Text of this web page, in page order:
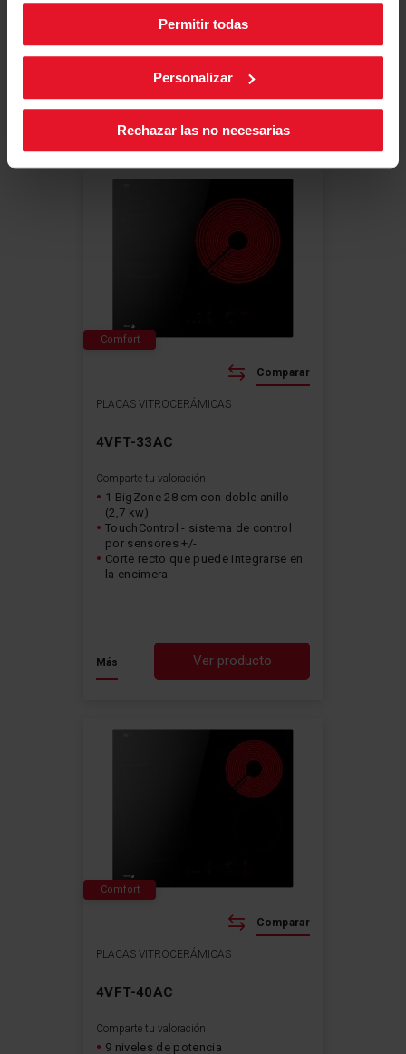
Puedes cambiar la configuración de cookies en cualquier
momento, pulsando el botón negro en la esquina inferior
derecha de la pantalla.
Permitir todas
Personalizar
Rechazar las no necesarias
Ver producto
Más
Corte recto que puede ser integrado
en la encimera
PLACAS VITROCERÁMICAS
4VFT-33AC
Ver producto
Más
Comparte tu valoración
1 BigZone 28 cm con doble anillo
(2,7 kw)
TouchControl - sistema de control
por sensores +/-
Corte recto que puede integrarse en
la encimera
Comparar
Comfort
PLACAS VITROCERÁMICAS
4VFT-40AC
Comparte tu valoración
9 niveles de potencia
Comparar
Comfort